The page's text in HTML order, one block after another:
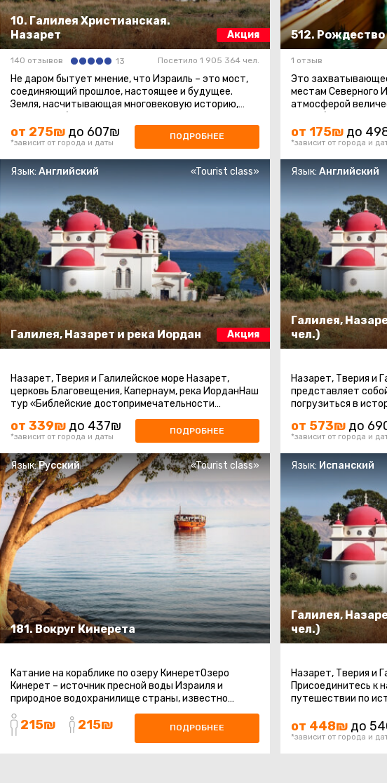
10. Галилея Христианская.
Назарет
Акция
140 отзывов 13 Посетило 1 905 364 чел.
Не даром бытует мнение, что Израиль – это мост,
соединяющий прошлое, настоящее и будущее.
Земля, насчитывающая многовековую историю,
от 275₪ до 607₪
*зависит от города и даты
ПОДРОБНЕЕ
512. Рождество
1 отзыв
Это
местам Северного
атмосферой
...
от 175₪ до
*зависит от города и
Галилея, Назарет и река Иордан Акция
Язык:Английский «Tourist class»
Назарет, Тверия и Галилейское море Назарет,
церковь Благовещения, Капернаум, река ИорданНаш
тур «Библейские достопримечательности
Галилеи» предлагает уникальную ...
от 339₪ до 437₪
*зависит от города и даты
ПОДРОБНЕЕ
Галилея,
чел.)
Язык:Английский
Назарет, Тверия и
представляет
погрузиться в
от 573₪ до
*зависит от города и
181. Вокруг Кинерета
Язык:Русский «Tourist class»
Катание на кораблике по озеру КинеретОзеро
Кинерет – источник пресной воды Израиля и
природное водохранилище страны, известно
также как «Галилейское море» ...
215₪ 215₪ ПОДРОБНЕЕ
Галилея,
чел.)
Язык: Испанский
Назарет, Тверия и
Присоединитесь к
путешествии по
от 448₪ до
*зависит от города и